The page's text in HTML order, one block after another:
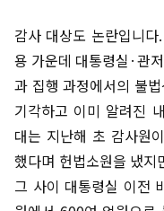
감사 대상도 논란입니
용 가운데 대통령실·관
과 집행 과정에서의 불
기각하고 이미 알려진
대는 지난해 초 감사원
했다며 헌법소원을 냈
그 사이 대통령실 이전